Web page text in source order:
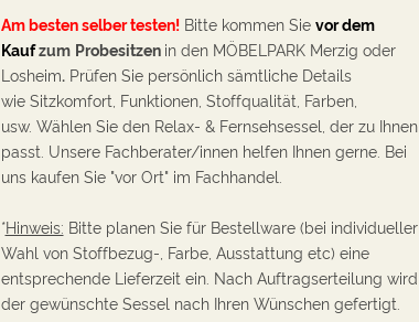
Am besten selber testen! Bitte kommen Sie vor dem
Kaufzum Probesitzen in den MÖBELPARK Merzig oder
Losheim Prüfen Sie persönlich sämtliche Details
wie Sitzkomfort, Funktionen, Stoffqualität, Farben,
usw. Wählen Sie den Relax- & Fernsehsessel, der zu Ihnen
passt. Unsere Fachberater/innen helfen Ihnen gerne. Bei
uns kaufen Sie "vor Ort" im Fachhandel.
*Hinweis: Bitte planen Sie für Bestellware (bei individueller
Wahl von Stoffbezug-, Farbe, Ausstattung etc) eine
entsprechende Lieferzeit ein. Nach Auftragserteilung wird
der gewünschte Sessel nach Ihren Wünschen gefertigt.